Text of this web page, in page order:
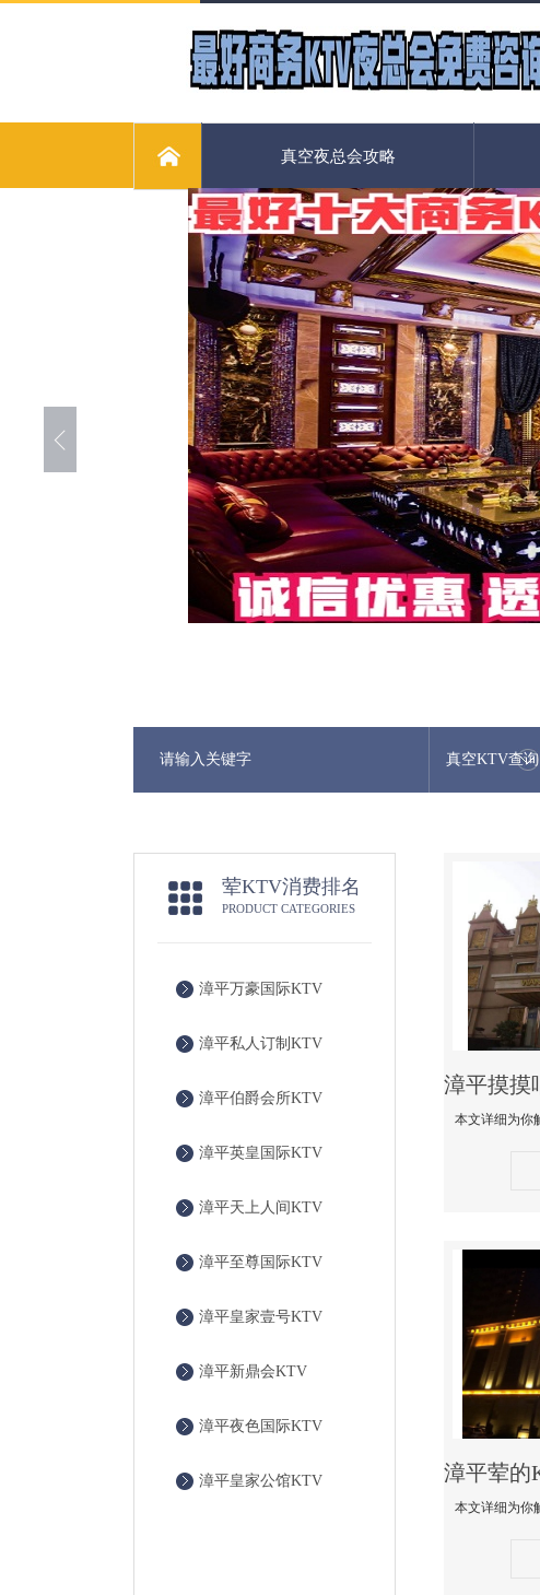
真空夜总会攻略
真空KTV查询
荤KTV消费排名
PRODUCT CATEGORIES
漳平万豪国际KTV
漳平私人订制KTV
漳平伯爵会所KTV
漳平英皇国际KTV
漳平天上人间KTV
漳平至尊国际KTV
漳平皇家壹号KTV
漳平新鼎会KTV
漳平夜色国际KTV
漳平皇家公馆KTV